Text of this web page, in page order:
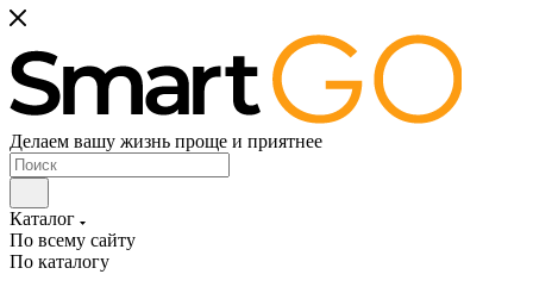
Делаем вашу жизнь проще и приятнее
Каталог
По всему сайту
По каталогу